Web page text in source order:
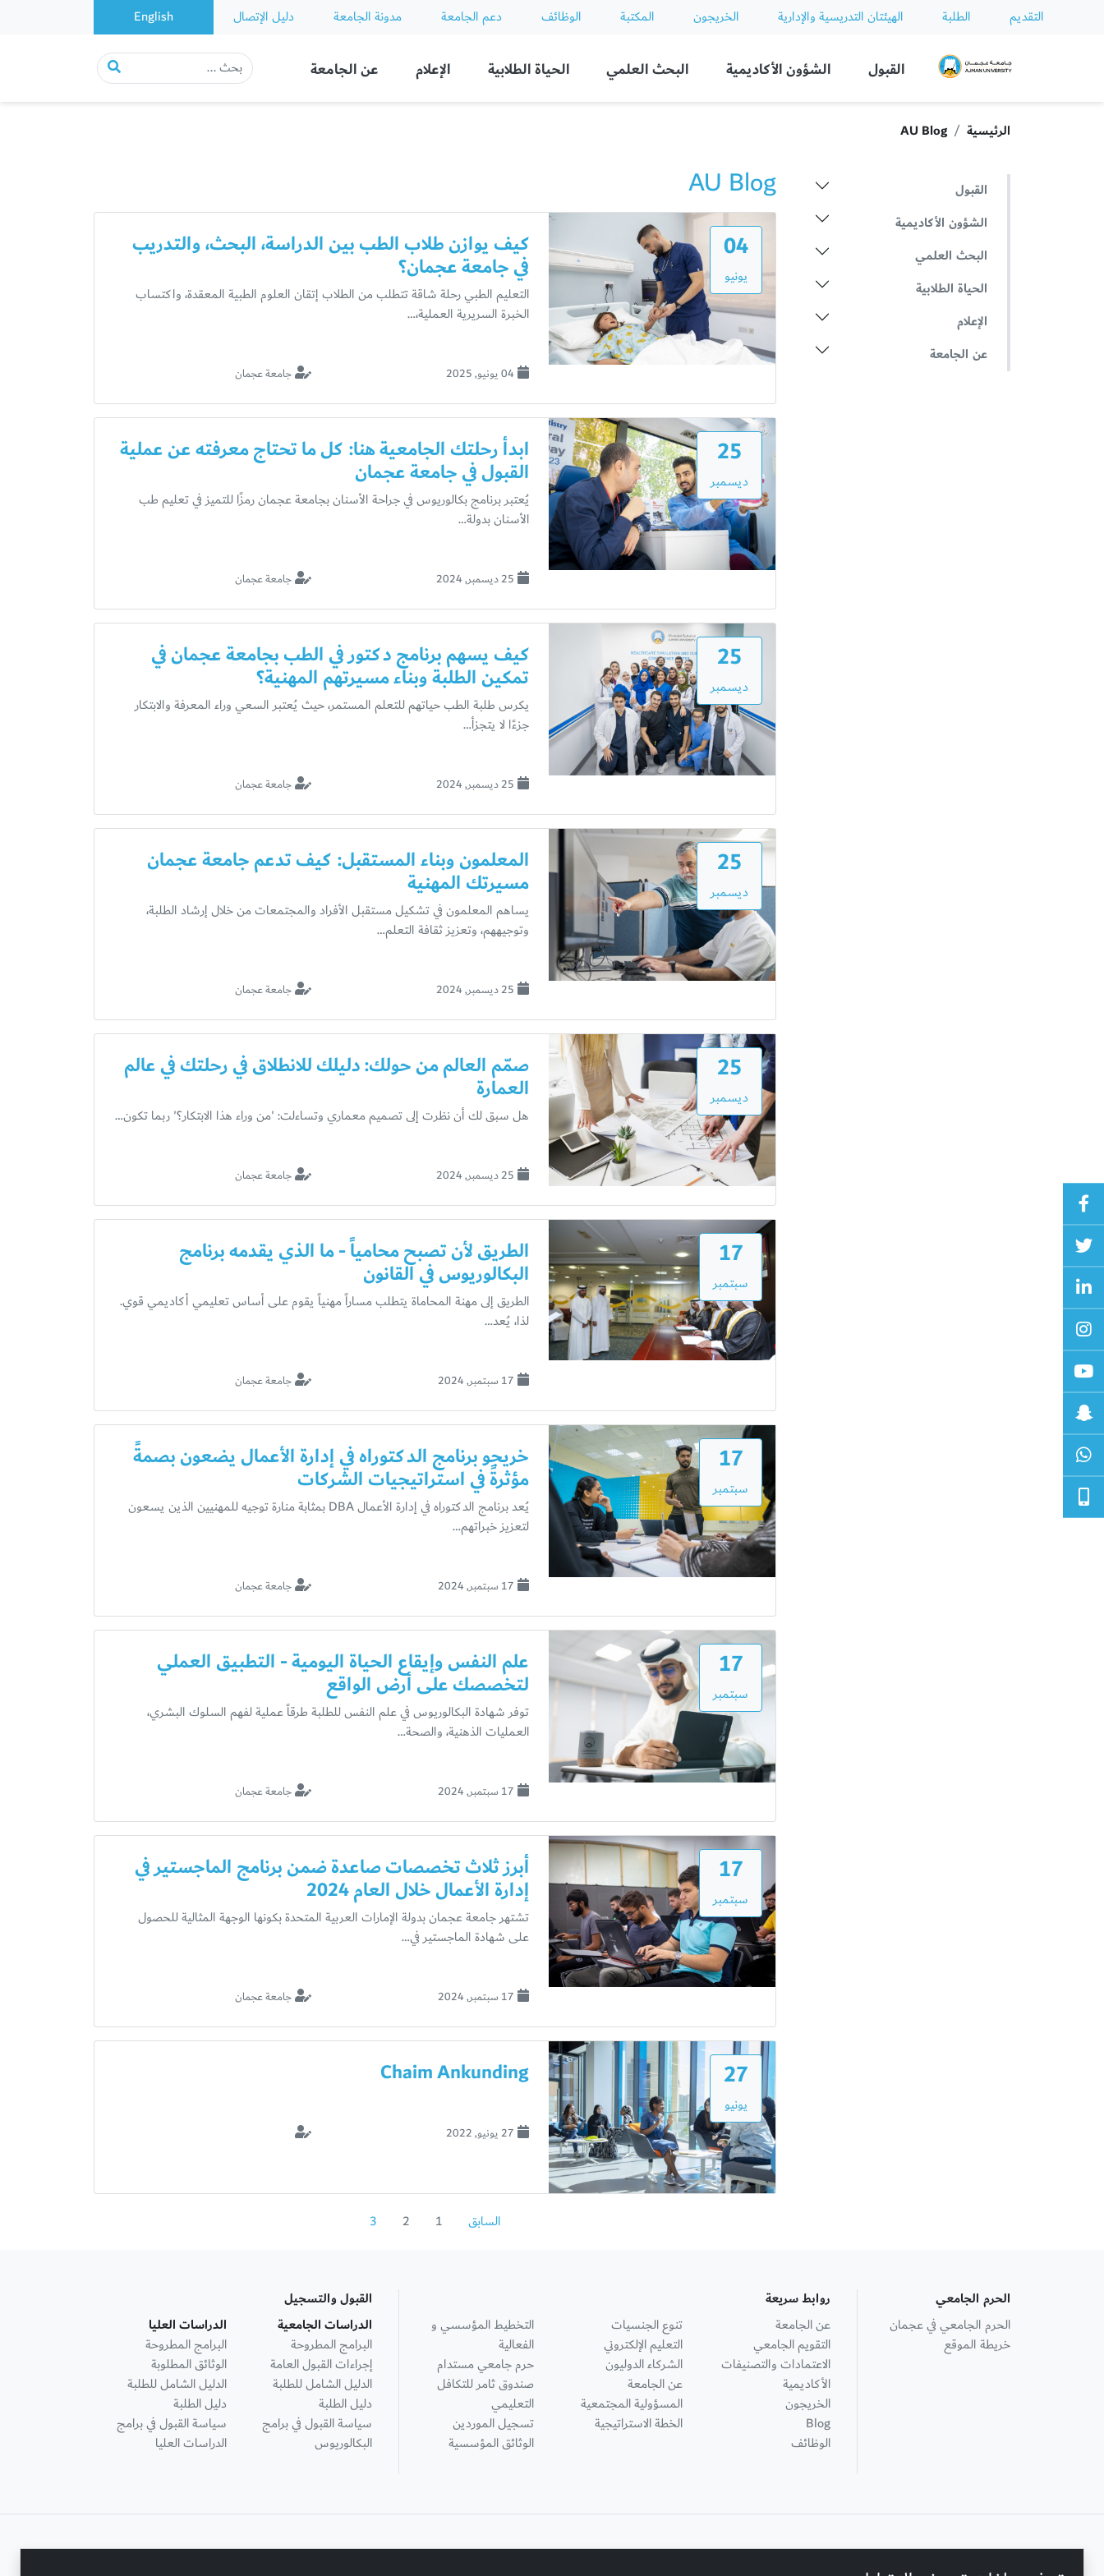
التقديم الطلبة الهيئتان التدريسية والإدارية الخريجون المكتبة الوظائف دعم الجامعة مدونة الجامعة دليل الإتصال English
Ajman University
القبول الشؤون الأكاديمية البحث العلمي الحياة الطلابية الإعلام عن الجامعة
الرئيسية AU Blog
القبول
الشؤون الأكاديمية
البحث العلمي
الحياة الطلابية
الإعلام
عن الجامعة
AU Blog
04
يونيو
كيف يوازن طلاب الطب بين الدراسة، البحث، والتدريب
في جامعة عجمان؟
التعليم الطبي رحلة شاقة تتطلب من الطلاب إتقان العلوم الطبية المعقدة، واكتساب
الخبرة السريرية العملية،…
04 يونيو, 2025 جامعة عجمان
25
ديسمبر
ابدأ رحلتك الجامعية هنا: كل ما تحتاج معرفته عن عملية
القبول في جامعة عجمان
يُعتبر برنامج بكالوريوس في جراحة الأسنان بجامعة عجمان رمزًا للتميز في تعليم طب
الأسنان بدولة…
25 ديسمبر, 2024 جامعة عجمان
25
ديسمبر
كيف يسهم برنامج دكتور في الطب بجامعة عجمان في
تمكين الطلبة وبناء مسيرتهم المهنية؟
يكرس طلبة الطب حياتهم للتعلم المستمر، حيث يُعتبر السعي وراء المعرفة والابتكار
جزءًا لا يتجزأ…
25 ديسمبر, 2024 جامعة عجمان
25
ديسمبر
المعلمون وبناء المستقبل: كيف تدعم جامعة عجمان
مسيرتك المهنية
يساهم المعلمون في تشكيل مستقبل الأفراد والمجتمعات من خلال إرشاد الطلبة،
وتوجيههم، وتعزيز ثقافة التعلم…
25 ديسمبر, 2024 جامعة عجمان
25
ديسمبر
صمّم العالم من حولك: دليلك للانطلاق في رحلتك في عالم
العمارة
هل سبق لك أن نظرت إلى تصميم معماري وتساءلت: 'من وراء هذا الابتكار؟' ربما تكون…
25 ديسمبر, 2024 جامعة عجمان
17
سبتمبر
الطريق لأن تصبح محامياً - ما الذي يقدمه برنامج
البكالوريوس في القانون
الطريق إلى مهنة المحاماة يتطلب مساراً مهنياً يقوم على أساس تعليمي أكاديمي قوي.
لذا، يُعد…
17 سبتمبر, 2024 جامعة عجمان
17
سبتمبر
خريجو برنامج الدكتوراه في إدارة الأعمال يضعون بصمةً
مؤثرةً في استراتيجيات الشركات
يُعد برنامج الدكتوراه في إدارة الأعمال DBA بمثابة منارة توجيه للمهنيين الذين يسعون
لتعزيز خبراتهم…
17 سبتمبر, 2024 جامعة عجمان
17
سبتمبر
علم النفس وإيقاع الحياة اليومية - التطبيق العملي
لتخصصك على أرض الواقع
توفر شهادة البكالوريوس في علم النفس للطلبة طرقاً عملية لفهم السلوك البشري،
العمليات الذهنية، والصحة…
17 سبتمبر, 2024 جامعة عجمان
17
سبتمبر
أبرز ثلاث تخصصات صاعدة ضمن برنامج الماجستير في
إدارة الأعمال خلال العام 2024
تشتهر جامعة عجمان بدولة الإمارات العربية المتحدة بكونها الوجهة المثالية للحصول
على شهادة الماجستير في…
17 سبتمبر, 2024 جامعة عجمان
27
يونيو
Chaim Ankunding
27 يونيو, 2022
السابق 1
2
3
الحرم الجامعي
الحرم الجامعي في عجمان
خريطة الموقع
روابط سريعة
عن الجامعة
التقويم الجامعي
الاعتمادات والتصنيفات
الأكاديمية
الخريجون
Blog
الوظائف
تنوع الجنسيات
التعليم الإلكتروني
الشركاء الدوليون
عن الجامعة
المسؤولية المجتمعية
الخطة الاستراتيجية
التخطيط المؤسسي و
الفعالية
حرم جامعي مستدام
صندوق ثامر للتكافل
التعليمي
تسجيل الموردين
الوثائق المؤسسية
القبول والتسجيل
الدراسات الجامعية
البرامج المطروحة
إجراءات القبول العامة
الدليل الشامل للطلبة
دليل الطلبة
سياسة القبول في برامج
البكالوريوس
الدراسات العليا
البرامج المطروحة
الوثائق المطلوبة
الدليل الشامل للطلبة
دليل الطلبة
سياسة القبول في برامج
الدراسات العليا